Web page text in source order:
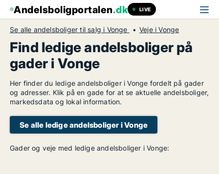
Andelsboligportalen.dk LIVE
Se alle andelsboliger til salg i Vonge Veje i Vonge
Find ledige andelsboliger på
gader i Vonge
Her finder du ledige andelsboliger i Vonge fordelt på gader
og adresser. Klik på en gade for at se aktuelle andelsboliger,
markedsdata og lokal information.
Se alle ledige andelsboliger i Vonge
Gader og veje med ledige andelsboliger i Vonge: